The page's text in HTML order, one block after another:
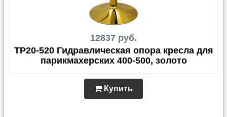
12837 руб.
TP20-520 Гидравлическая опора кресла для
парикмахерских 400-500, золото
Купить